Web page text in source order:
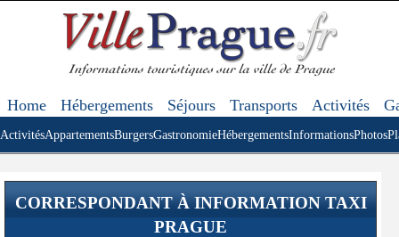
Home Hébergements Séjours Transports Activités
ActivitésAppartementsBurgersGastronomieHébergementsInformationsPhotos
CORRESPONDANT À INFORMATION TAXI
PRAGUE